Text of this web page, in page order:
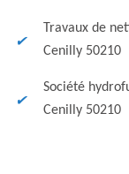
Travaux de
Cenilly 50210
Société
Cenilly 50210